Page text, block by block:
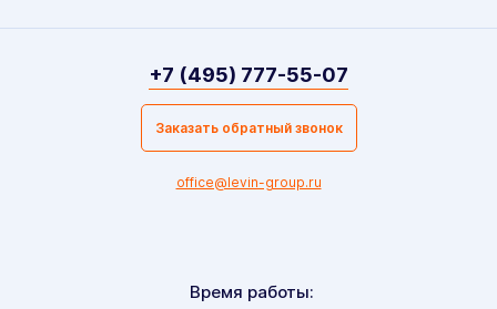
Время работы:
+7 (495) 777-55-07
Заказать обратный звонок
office@levin-group.ru